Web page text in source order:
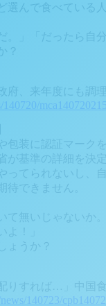
選んで食べている
。」「だったら自
？
、来年度にも調
包装に認証マーク
が基準の詳細を決
ってられないし、
待できません。
て無いじゃないか。
よ！」
ょうか？
りすれば…」中
140723/